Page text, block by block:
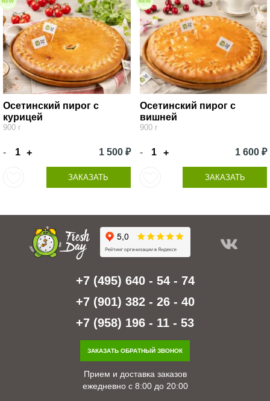
Осетинский пирог с
курицей
900 г
- + 1 500 ₽
ЗАКАЗАТЬ
Осетинский пирог с
вишней
900 г
- + 1 600 ₽
ЗАКАЗАТЬ
+7 (495) 640 - 54 - 74
+7 (901) 382 - 26 - 40
+7 (958) 196 - 11 - 53
ЗАКАЗАТЬ ОБРАТНЫЙ ЗВОНОК
Прием и доставка заказов
ежедневно с 8:00 до 20:00